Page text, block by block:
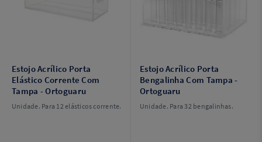
Estojo Acrílico Porta
Elástico Corrente Com
Tampa - Ortoguaru
Unidade. Para 12 elásticos corrente.
Estojo Acrílico Porta
Bengalinha Com Tampa -
Ortoguaru
Unidade. Para 32 bengalinhas.